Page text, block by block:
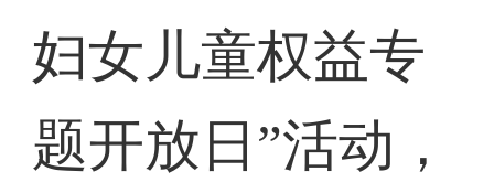
妇女儿童权益专
题开放日”活动，